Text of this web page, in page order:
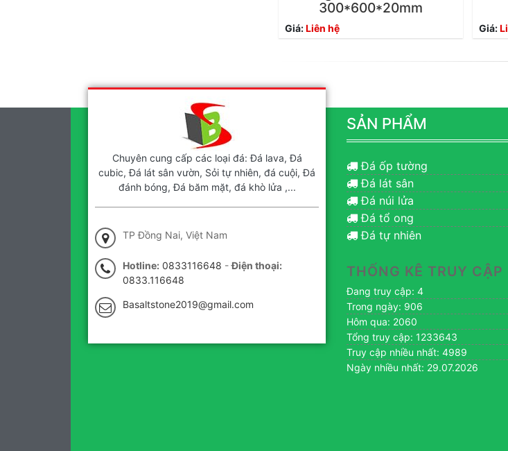
300*600*20mm
Giá:Liên hệ Giá:
Chuyên cung cấp các loại đá: Đá lava, Đá
cubic, Đá lát sân vườn, Sỏi tự nhiên, đá cuội, Đá
đánh bóng, Đá băm mặt, đá khò lửa ,...
TP Đồng Nai, Việt Nam
Hotline: 0833116648 -Điện thoại:
0833.116648
Basaltstone2019@gmail.com
SẢN PHẨM
Đá ốp tường
Đá lát sân
Đá núi lửa
Đá tổ ong
Đá tự nhiên
THỐNG KÊ TRUY CẬP
Đang truy cập: 4
Trong ngày: 906
Hôm qua: 2060
Tổng truy cập: 1233643
Truy cập nhiều nhất: 4989
Ngày nhiều nhất: 29.07.2026